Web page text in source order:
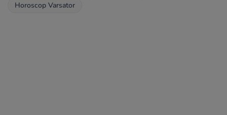
Horoscop Varsator